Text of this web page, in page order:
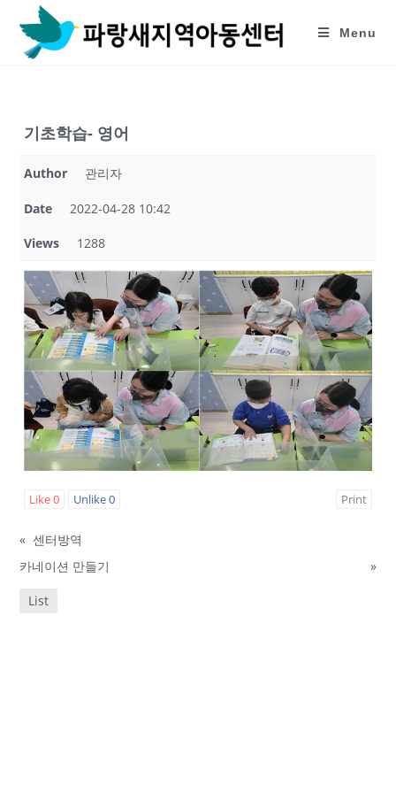
content
Menu
기초학습- 영어
Author 관리자
Date 2022-04-28 10:42
Views 1288
Like0 Unlike0 Print
« 센터방역
카네이션 만들기
»
List